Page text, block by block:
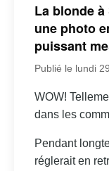
La blonde
une photo
puissant
Publié le lundi
WOW!
dans les
Pendant
réglerait en